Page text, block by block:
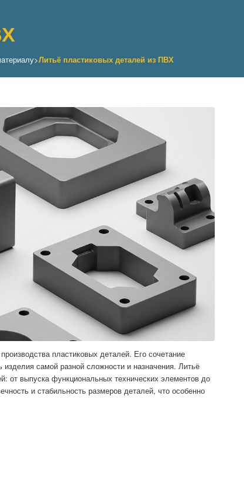
>Литьё пластиковых деталей из ПВХ
пластиковых деталей. Его сочетание
изделия самой разной сложности и назначения. Литьё
от выпуска функциональных технических элементов до
и стабильность размеров деталей, что особенно